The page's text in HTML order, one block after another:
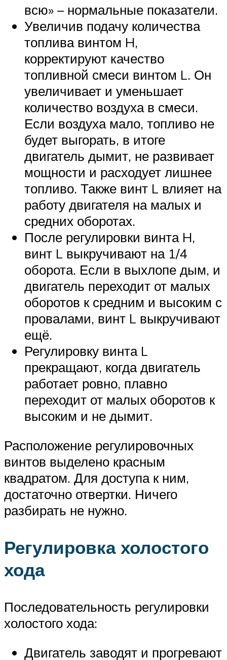
всю» – нормальные показатели.
Увеличив подачу количества
топлива винтом H,
корректируют качество
топливной смеси винтом L. Он
увеличивает и уменьшает
количество воздуха в смеси.
Если воздуха мало, топливо не
будет выгорать, в итоге
двигатель дымит, не развивает
мощности и расходует лишнее
топливо. Также винт L влияет на
работу двигателя на малых и
средних оборотах.
После регулировки винта H,
винт L выкручивают на 1/4
оборота. Если в выхлопе дым, и
двигатель переходит от малых
оборотов к средним и высоким с
провалами, винт L выкручивают
ещё.
Регулировку винта L
прекращают, когда двигатель
работает ровно, плавно
переходит от малых оборотов к
высоким и не дымит.
Расположение регулировочных
винтов выделено красным
квадратом. Для доступа к ним,
достаточно отвертки. Ничего
разбирать не нужно.
Регулировка холостого
хода
Последовательность регулировки
холостого хода:
Двигатель заводят и прогревают